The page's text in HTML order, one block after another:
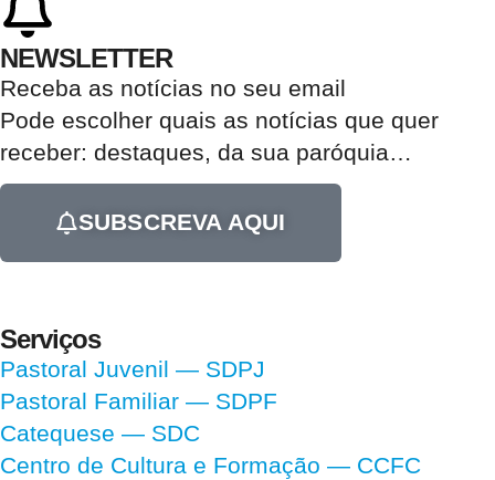
NEWSLETTER
Receba as notícias no seu email​
Pode escolher quais as notícias que quer
receber: destaques, da sua paróquia…
SUBSCREVA AQUI
Serviços
Pastoral Juvenil — SDPJ
Pastoral Familiar — SDPF
Catequese — SDC
Centro de Cultura e Formação — CCFC